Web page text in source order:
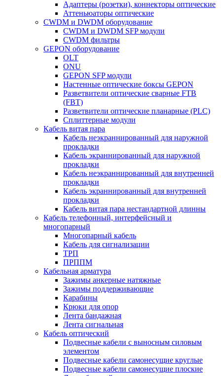
Адаптеры (розетки), коннекторы оптические
Аттеньюаторы оптические
CWDM и DWDM оборудование
CWDM и DWDM SFP модули
CWDM фильтры
GEPON оборудование
OLT
ONU
GEPON SFP модули
Настенные оптические боксы GEPON
Разветвители оптические сварные FTB
(FBT)
Разветвители оптические планарные (PLC)
Сплиттерные модули
Кабель витая пара
Кабель неэкраннированный для наружной
прокладки
Кабель экраннированный для наружной
прокладки
Кабель неэкраннированный для внутренней
прокладки
Кабель экраннированный для внутренней
прокладки
Кабель витая пара нестандартной длинны
Кабель телефонный, интерфейсный и
многопарный
Многопарный кабель
Кабель для сигнализации
ТРП
ПРППМ
Кабельная арматура
Зажимы анкерные натяжные
Зажимы поддерживающие
Карабины
Крюки для опор
Лента бандажная
Лента сигнальная
Кабель оптический
Подвесные кабели с выносным силовым
элементом
Подвесные кабели самонесущие круглые
Подвесные кабели самонесущие плоские